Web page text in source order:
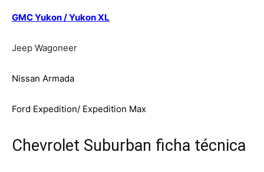
GMC Yukon / Yukon XL
Jeep Wagoneer
Nissan Armada
Ford Expedition/ Expedition Max
Chevrolet Suburban ficha técnica